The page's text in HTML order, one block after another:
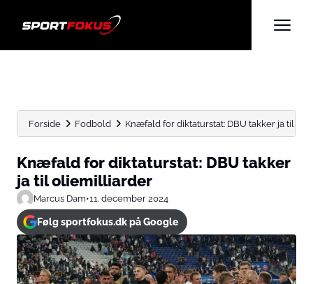
Forside Fodbold Knæfald for diktaturstat: DBU takker ja til
Knæfald for diktaturstat: DBU takker
ja til oliemilliarder
Marcus Dam•11. december 2024
Følg sportfokus.dk på Google